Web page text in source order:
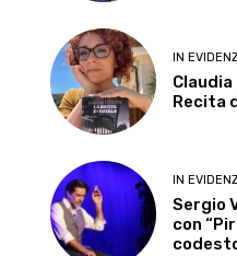
IN
Recita
IN
Sergio
con